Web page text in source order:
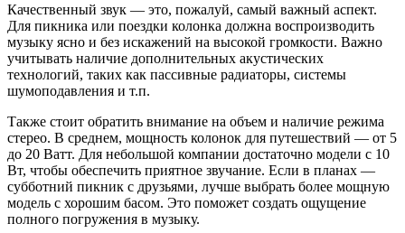
Качественный звук — это, пожалуй, самый важный аспект.
Для пикника или поездки колонка должна воспроизводить
музыку ясно и без искажений на высокой громкости. Важно
учитывать наличие дополнительных акустических
технологий, таких как пассивные радиаторы, системы
шумоподавления и т.п.
Также стоит обратить внимание на объем и наличие режима
стерео. В среднем, мощность колонок для путешествий — от 5
до 20 Ватт. Для небольшой компании достаточно модели с 10
Вт, чтобы обеспечить приятное звучание. Если в планах —
субботний пикник с друзьями, лучше выбрать более мощную
модель с хорошим басом. Это поможет создать ощущение
полного погружения в музыку.